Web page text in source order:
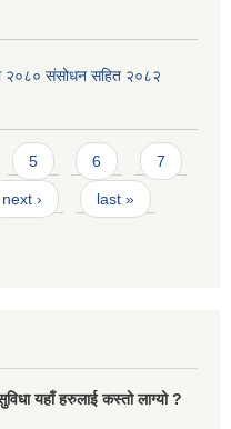
२०८० संसोधन सहित २०८२
5 6 7
next › last »
यहाँ हरुलाई कस्तो लाग्यो ?